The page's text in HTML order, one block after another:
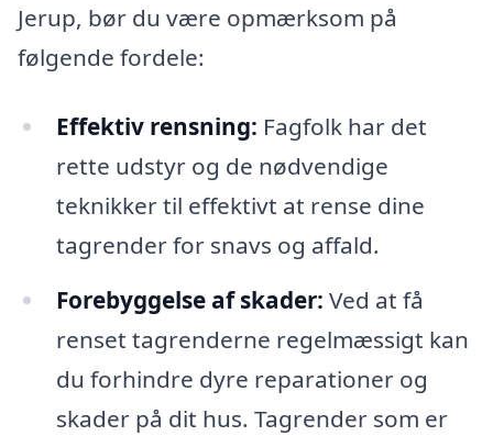
Jerup, bør du være opmærksom på
følgende fordele:
Effektiv rensning: Fagfolk har det
rette udstyr og de nødvendige
teknikker til effektivt at rense dine
tagrender for snavs og affald.
Forebyggelse af skader: Ved at få
renset tagrenderne regelmæssigt kan
du forhindre dyre reparationer og
skader på dit hus. Tagrender som er